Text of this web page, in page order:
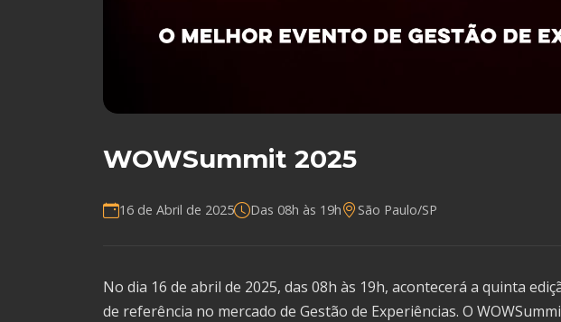
WOWSummit 2025
16 de Abril de 2025 Das 08h às 19h São Paulo/SP
No dia 16 de abril de 2025, das 08h às 19h, acontecerá a quinta
de referência no mercado de Gestão de Experiências. O